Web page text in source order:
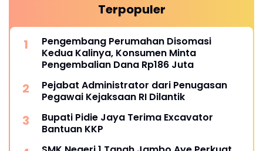
Terpopuler
Pengembang Perumahan Disomasi
Kedua Kalinya, Konsumen Minta
Pengembalian Dana Rp186 Juta
Pejabat Administrator dari Penugasan
Pegawai Kejaksaan RI Dilantik
Bupati Pidie Jaya Terima Excavator
Bantuan KKP